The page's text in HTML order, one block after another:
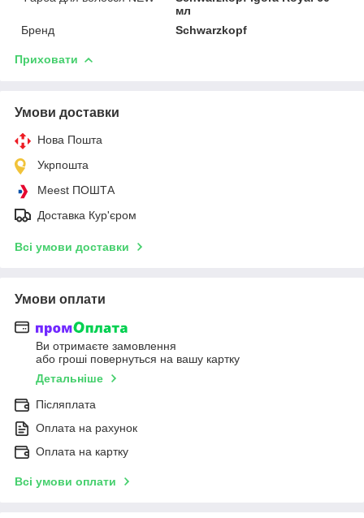
мл
Бренд
Schwarzkopf
Приховати
Умови доставки
Нова Пошта
Укрпошта
Meest ПОШТА
Доставка Кур'єром
Всі умови доставки
Умови оплати
Ви отримаєте замовлення
або гроші повернуться на вашу картку
Детальніше
Післяплата
Оплата на рахунок
Оплата на картку
Всі умови оплати